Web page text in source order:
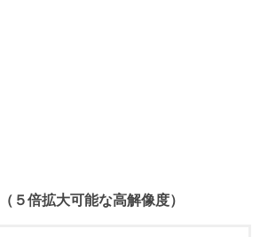
５倍拡大可能な高解像度）